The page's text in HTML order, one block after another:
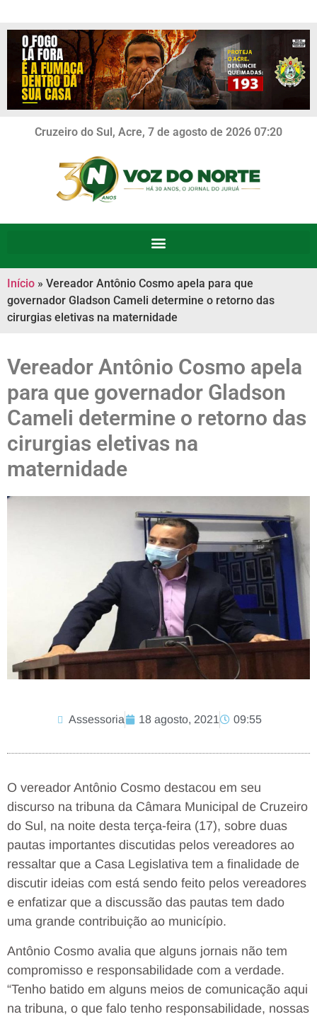
Cruzeiro do Sul, Acre, 7 de agosto de 2026 07:20
Início » Vereador Antônio Cosmo apela para que
governador Gladson Cameli determine o retorno das
cirurgias eletivas na maternidade
Vereador Antônio Cosmo apela
para que governador Gladson
Cameli determine o retorno das
cirurgias eletivas na
maternidade
Assessoria 18 agosto, 2021 09:55
O vereador Antônio Cosmo destacou em seu
discurso na tribuna da Câmara Municipal de Cruzeiro
do Sul, na noite desta terça-feira (17), sobre duas
pautas importantes discutidas pelos vereadores ao
ressaltar que a Casa Legislativa tem a finalidade de
discutir ideias com está sendo feito pelos vereadores
e enfatizar que a discussão das pautas tem dado
uma grande contribuição ao município.
Antônio Cosmo avalia que alguns jornais não tem
compromisso e responsabilidade com a verdade.
“Tenho batido em alguns meios de comunicação aqui
na tribuna, o que falo tenho responsabilidade, nossas